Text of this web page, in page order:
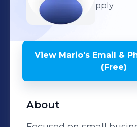
pply
View Mario's Email &
(Free)
About